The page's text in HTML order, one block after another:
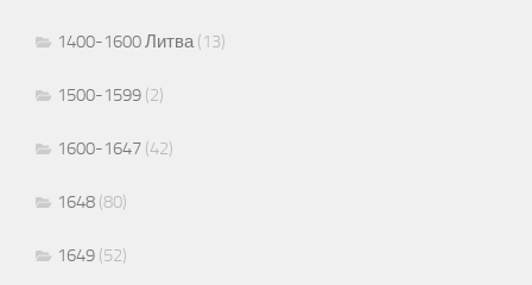
1400-1600 Литва(13)
1500-1599 (2)
1600-1647 (42)
1648 (80)
1649 (52)